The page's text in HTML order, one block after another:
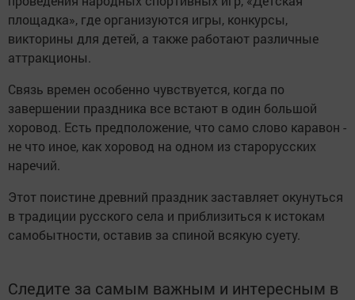
площадка», где организуются игры, конкурсы,
викторины для детей, а также работают различные
аттракционы.
Связь времен особенно чувствуется, когда по
завершении праздника все встают в один большой
хоровод. Есть предположение, что само слово каравон -
не что иное, как хоровод на одном из старорусских
наречий.
Этот поистине древний праздник заставляет окунуться
в традиции русского села и приблизиться к истокам
самобытности, оставив за спиной всякую суету.
Следите за самым важным и интересным в